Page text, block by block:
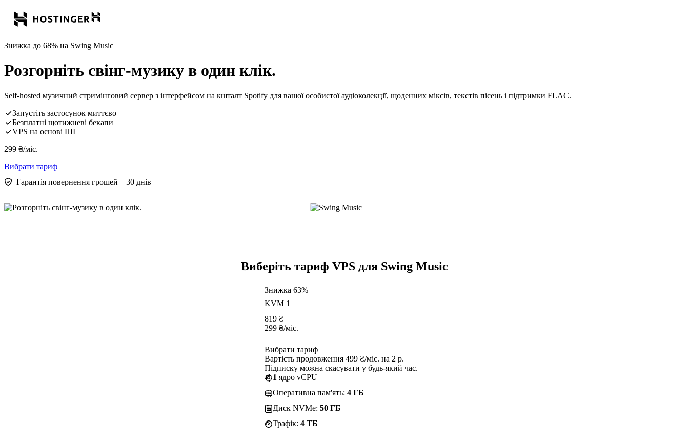
Знижка до 68% на Swing Music
Розгорніть свінг-музику в один клік.
Self-hosted музичний стримінговий сервер з інтерфейсом на кшталт Spotify для вашої особистої аудіоколекції, щоденних міксів, текстів пісень і підтримки FLAC.
Запустіть застосунок миттєво
Безплатні щотижневі бекапи
VPS на основі ШІ
299 ₴/міс.
Вибрати тариф
Гарантія повернення грошей – 30 днів
Виберіть тариф VPS для Swing Music
Знижка 63%
KVM 1
819 ₴
299 ₴/міс.
Вибрати тариф
Вартість продовження 499 ₴/міс. на 2 р.
Підписку можна скасувати у будь-який час.
1 ядро vCPU
Оперативна пам'ять: 4 ГБ
Диск NVMe: 50 ГБ
Трафік: 4 TБ